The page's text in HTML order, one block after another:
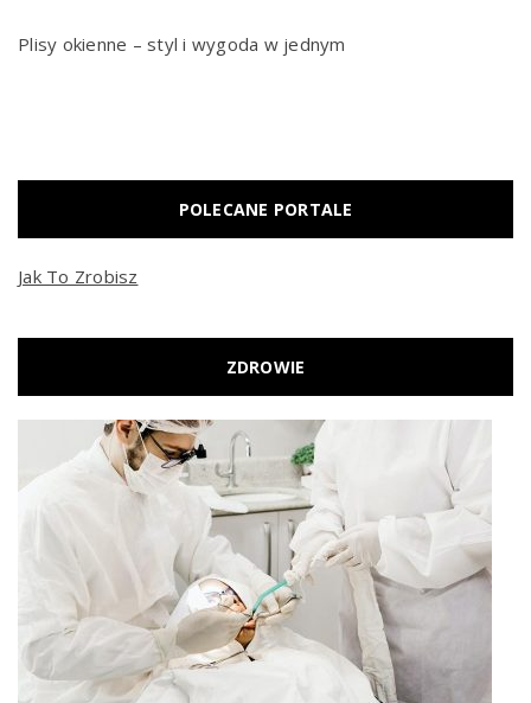
Plisy okienne – styl i wygoda w jednym
POLECANE PORTALE
Jak To Zrobisz
ZDROWIE